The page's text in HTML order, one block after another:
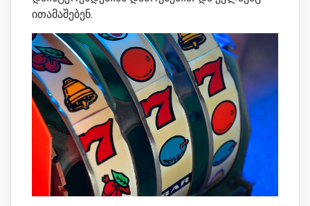
ითამაშებენ.